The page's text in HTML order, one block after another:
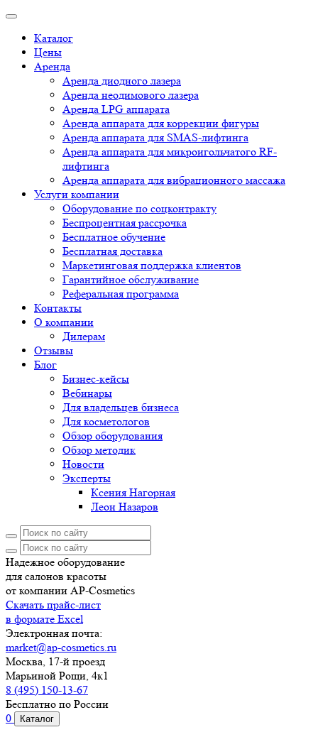
Каталог
Цены
Аренда
Аренда диодного лазера
Аренда неодимового лазера
Аренда LPG аппарата
Аренда аппарата для коррекции фигуры
Аренда аппарата для SMAS-лифтинга
Аренда аппарата для микроигольчатого RF-
лифтинга
Аренда аппарата для вибрационного массажа
Услуги компании
Оборудование по соцконтракту
Беспроцентная рассрочка
Бесплатное обучение
Бесплатная доставка
Маркетинговая поддержка клиентов
Гарантийное обслуживание
Реферальная программа
Контакты
О компании
Дилерам
Отзывы
Блог
Бизнес-кейсы
Вебинары
Для владельцев бизнеса
Для косметологов
Обзор оборудования
Обзор методик
Новости
Эксперты
Ксения Нагорная
Леон Назаров
Надежное оборудование
для салонов красоты
от компании AP-Cosmetics
Скачать прайс-лист
в формате Excel
Электронная почта:
market@ap-cosmetics.ru
Москва, 17-й проезд
Марьиной Рощи, 4к1
8 (495) 150-13-67
Бесплатно по России
0
Каталог